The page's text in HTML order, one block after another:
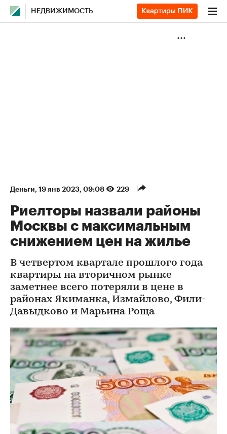
НЕДВИЖИМОСТЬ
Деньги⁠, 19 янв 2023, 09:08 229
Риелторы назвали районы
Москвы с максимальным
снижением цен на жилье
В четвертом квартале прошлого года
квартиры на вторичном рынке
заметнее всего потеряли в цене в
районах Якиманка, Измайлово, Фили-
Давыдково и Марьина Роща